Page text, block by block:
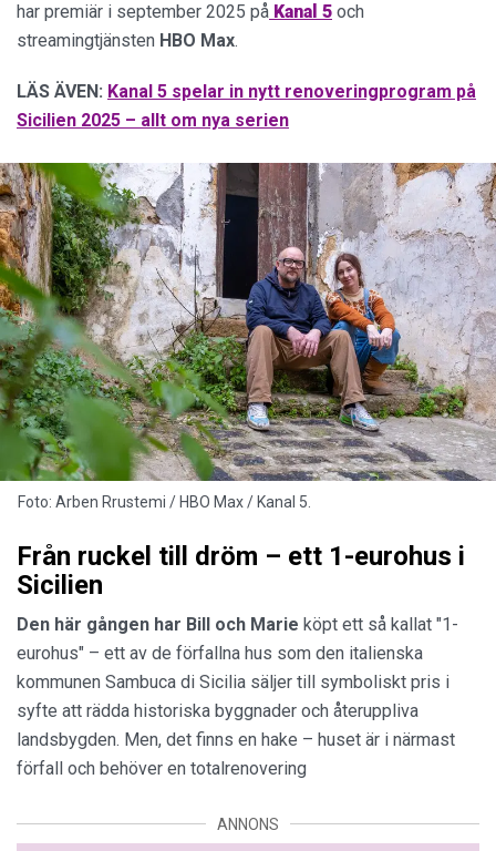
har premiär i september 2025 på Kanal 5 och
streamingtjänsten HBO Max.
LÄS ÄVEN: Kanal 5 spelar in nytt renoveringprogram på
Sicilien 2025 – allt om nya serien
Foto: Arben Rrustemi / HBO Max / Kanal 5.
Från ruckel till dröm – ett 1-eurohus i
Sicilien
Den här gången har Bill och Marie köpt ett så kallat "1-
eurohus" – ett av de förfallna hus som den italienska
kommunen Sambuca di Sicilia säljer till symboliskt pris i
syfte att rädda historiska byggnader och återuppliva
landsbygden. Men, det finns en hake – huset är i närmast
förfall och behöver en totalrenovering
ANNONS